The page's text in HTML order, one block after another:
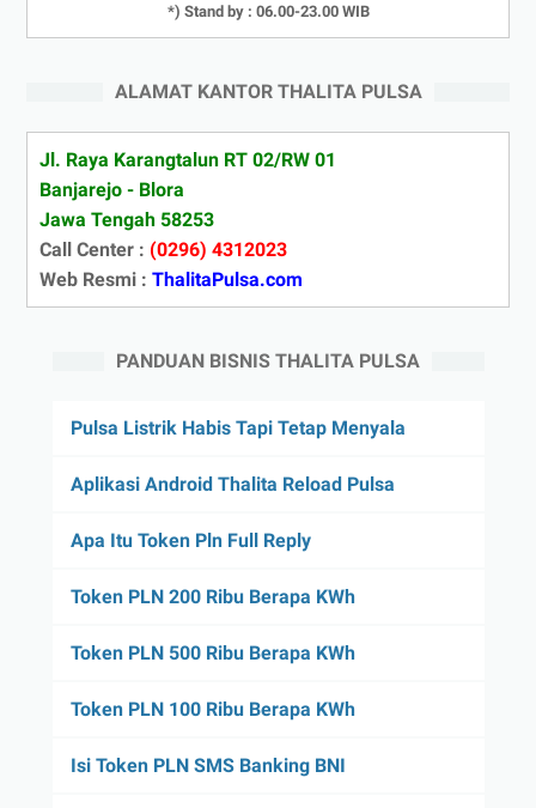
*) Stand by : 06.00-23.00 WIB
ALAMAT KANTOR THALITA PULSA
Jl. Raya Karangtalun RT 02/RW 01
Banjarejo - Blora
Jawa Tengah 58253
Call Center : (0296) 4312023
Web Resmi : ThalitaPulsa.com
PANDUAN BISNIS THALITA PULSA
Pulsa Listrik Habis Tapi Tetap Menyala
Aplikasi Android Thalita Reload Pulsa
Apa Itu Token Pln Full Reply
Token PLN 200 Ribu Berapa KWh
Token PLN 500 Ribu Berapa KWh
Token PLN 100 Ribu Berapa KWh
Isi Token PLN SMS Banking BNI